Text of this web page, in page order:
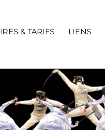
& TARIFS LIENS